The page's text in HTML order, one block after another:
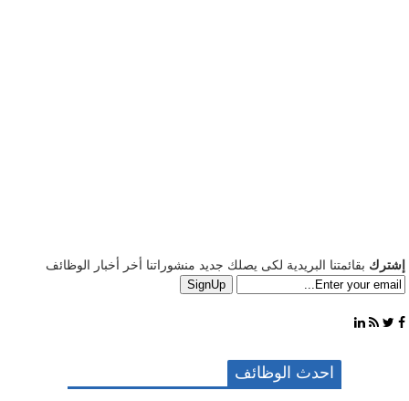
إشترك بقائمتنا البريدية لكى يصلك جديد منشوراتنا أخر أخبار الوظائف
احدث الوظائف